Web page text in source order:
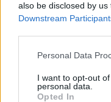
also be disclosed by
Downstream
Personal Data
I want to opt-out
personal data.
Opted In
ΣΧΕΤΙΚA
Χανιά: Έκλεψαν